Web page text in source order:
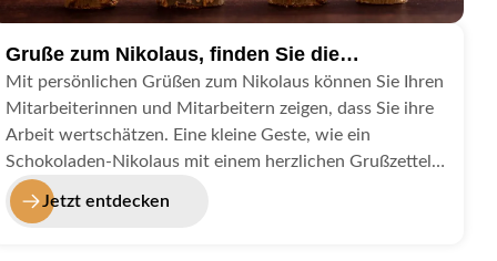
Gruße zum Nikolaus, finden Sie die
passenden Bilder zum Niklaustag
Mit persönlichen Grüßen zum Nikolaus können Sie Ihren
Mitarbeiterinnen und Mitarbeitern zeigen, dass Sie ihre
Arbeit wertschätzen. Eine kleine Geste, wie ein
Schokoladen-Nikolaus mit einem herzlichen Grußzettel,
sorgt für gute Stimmung im Team. Solche Grüße lassen
sich zudem auf Social-Media-Kanälen wie Facebook,
Jetzt entdecken